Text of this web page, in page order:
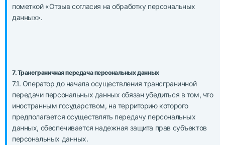
пометкой «Отзыв согласия на обработку персональных
данных».
7. Трансграничная передача персональных данных
7.1. Оператор до начала осуществления трансграничной
передачи персональных данных обязан убедиться в том, что
иностранным государством, на территорию которого
предполагается осуществлять передачу персональных
данных, обеспечивается надежная защита прав субъектов
персональных данных.